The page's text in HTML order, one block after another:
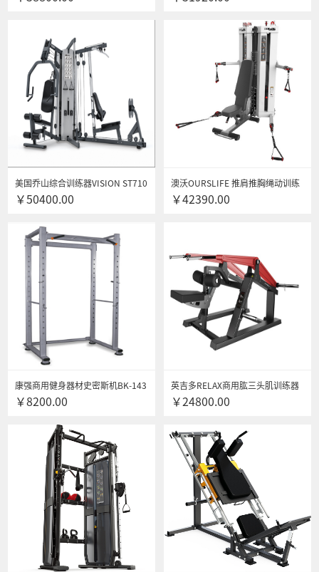
美国乔山综合训练器VISION ST710
三方位综合训练器
￥50400.00
澳沃OURSLIFE 推肩推胸绳动训练
站FTM5102商用健身房专用综合训
￥42390.00
康强商用健身器材史密斯机BK-143
综合训练器 BK-143
￥8200.00
英吉多RELAX商用肱三头肌训练器
L2014自由力量专项训练器悍马健
￥24800.00